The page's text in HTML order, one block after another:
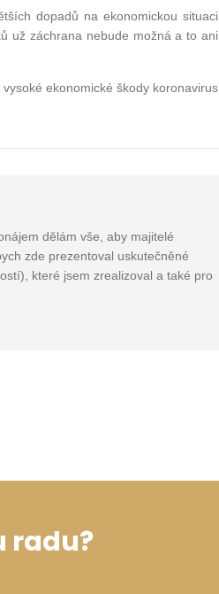
dopadů na ekonomickou situaci
už záchrana nebude možná a to ani
ekonomické škody koronavirus
dělám vše, aby majitelé
zde prezentoval uskutečněné
které jsem zrealizoval a také pro
radu?